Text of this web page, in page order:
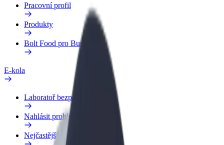
Pracovní profil
Produkty
Bolt Food pro Business
E-kola
Laboratoř bezpečnosti
Nahlásit problém
Nejčastější otázky